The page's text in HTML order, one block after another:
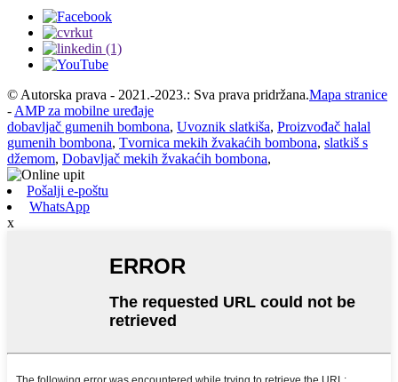
© Autorska prava - 2021.-2023.: Sva prava pridržana.Mapa stranice
- AMP za mobilne uređaje
dobavljač gumenih bombona, Uvoznik slatkiša, Proizvođač halal
gumenih bombona, Tvornica mekih žvakaćih bombona, slatkiš s
džemom, Dobavljač mekih žvakaćih bombona,
Pošalji e-poštu
WhatsApp
x